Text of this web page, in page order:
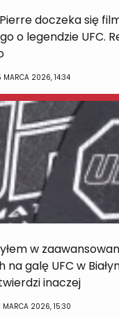
doczeka się
o legendzie UFC.
MARCA 2026, 14:34
w
galę UFC w
inaczej
MARCA 2026, 15:30